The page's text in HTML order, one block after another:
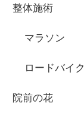
整体施術
マラソン
ロードバイク
院前の花